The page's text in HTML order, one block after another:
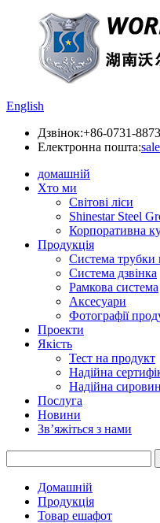
English
Дзвінок:+86-0731-
Електронна пошта:
домашній
Хто ми
Світові ліси
Shinestar Steel
Корпоративна
Продукція
Система трубки
Система дзвінка
Рамкова система
Аксесуари
Фотографії
Проекти
Якість
Тест на продукт
Надійна
Надійна
Послуга
Новини
Зв’яжіться з нами
Домашній
Продукція
Товар ешафот